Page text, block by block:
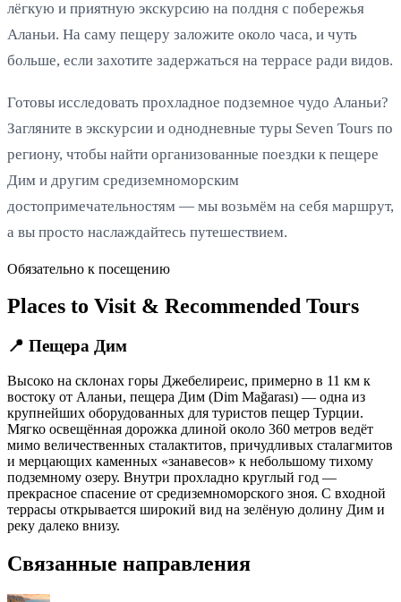
лёгкую и приятную экскурсию на полдня с побережья
Аланьи. На саму пещеру заложите около часа, и чуть
больше, если захотите задержаться на террасе ради видов.
Готовы исследовать прохладное подземное чудо Аланьи?
Загляните в экскурсии и однодневные туры Seven Tours по
региону, чтобы найти организованные поездки к пещере
Дим и другим средиземноморским
достопримечательностям — мы возьмём на себя маршрут,
а вы просто наслаждайтесь путешествием.
Обязательно к посещению
Places to Visit & Recommended Tours
📍 Пещера Дим
Высоко на склонах горы Джебелиреис, примерно в 11 км к
востоку от Аланьи, пещера Дим (Dim Mağarası) — одна из
крупнейших оборудованных для туристов пещер Турции.
Мягко освещённая дорожка длиной около 360 метров ведёт
мимо величественных сталактитов, причудливых сталагмитов
и мерцающих каменных «занавесов» к небольшому тихому
подземному озеру. Внутри прохладно круглый год —
прекрасное спасение от средиземноморского зноя. С входной
террасы открывается широкий вид на зелёную долину Дим и
реку далеко внизу.
Связанные направления